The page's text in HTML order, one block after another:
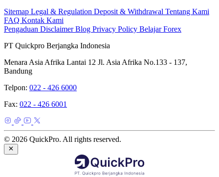
Sitemap Legal & Regulation Deposit & Withdrawal Tentang Kami
FAQ Kontak Kami
Pengaduan DisclaimerBlog Privacy Policy Belajar Forex
PT Quickpro Berjangka Indonesia
Menara Asia Afrika Lantai 12 Jl. Asia Afrika No.133 - 137,
Bandung
Telpon: 022 - 426 6000
Fax: 022 - 426 6001
© 2026 QuickPro. All rights reserved.